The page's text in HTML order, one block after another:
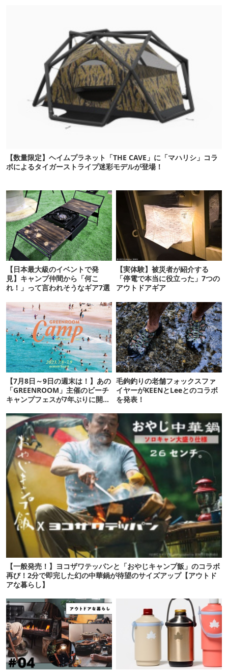
【数量限定】ヘイムプラネット「THE CAVE」に「マハリシ」コラ
ボによるタイガーストライプ迷彩モデルが登場！
【日本最大級のイベントで発
見】キャンプ仲間から「何こ
れ！」って言われそうなギア7選
【実体験】被災者が紹介する
「停電で本当に役立った」7つの
アウトドアギア
【7月8日～9日の週末は！】あの
「GREENROOM」主催のビーチ
キャンプフェスが7年ぶりに開
毛鉤釣りの老舗フォックスファ
イヤーがKEENとLeeとのコラボ
を発表！
【一般発売！】ヨコザワテッパンと「おやじキャンプ飯」のコラボ
再び！2分で即完した幻の中華鍋が待望のサイズアップ【アウトド
アな暮らし】